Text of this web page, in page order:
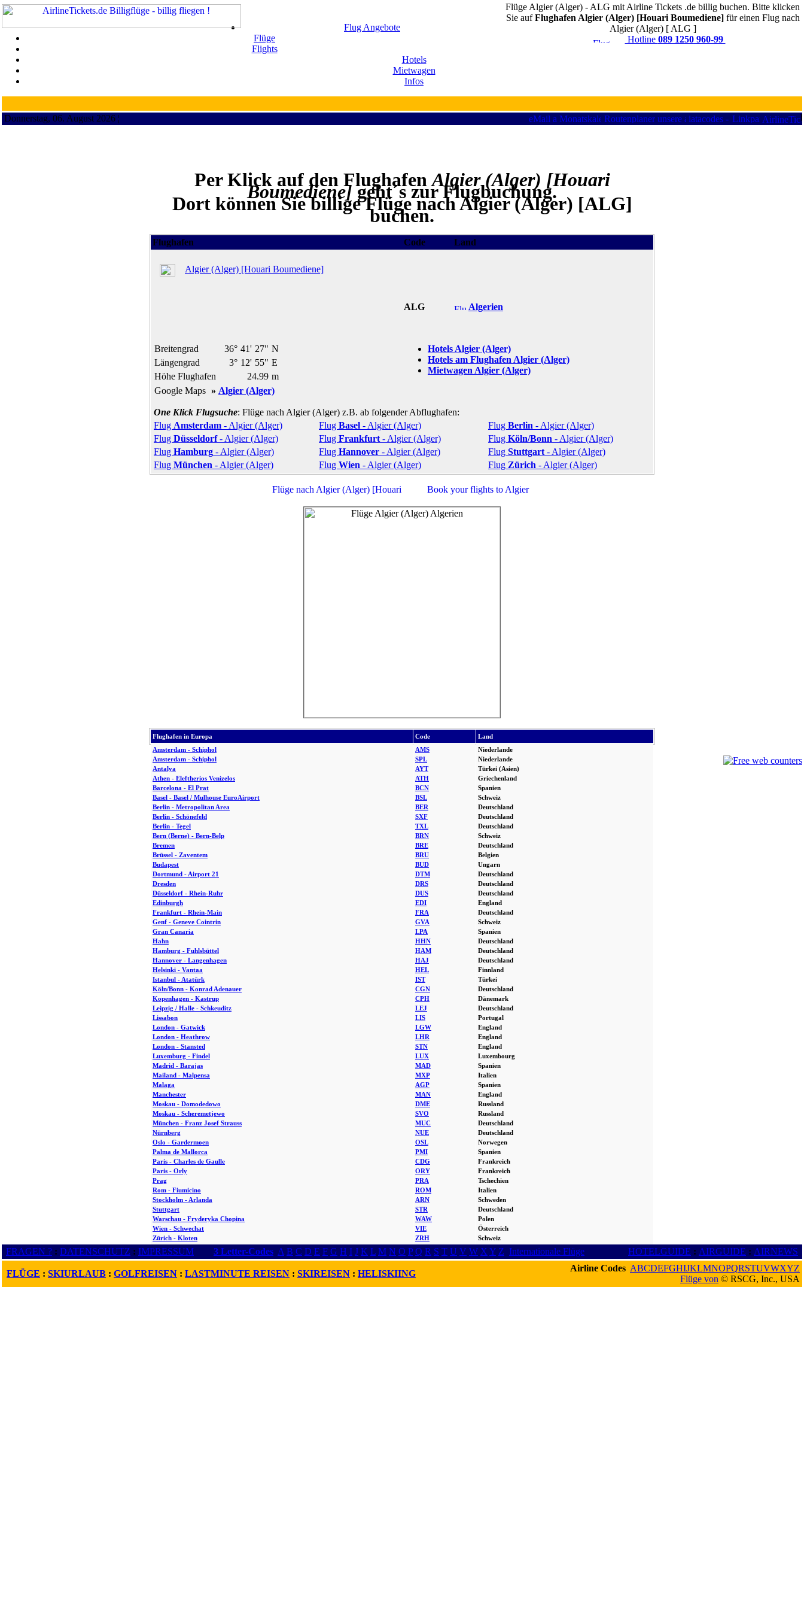
Flüge Algier (Alger) - ALG mit Airline Tickets .de billig buchen. Bitte klicken
Sie aufFlughafen Algier (Alger) [Houari Boumediene]für einen Flug nach
Algier (Alger) [ ALG ]
Hotline 089 1250 960-99
Flug Angebote
Flüge
Flights
Hotels
Mietwagen
Infos
Donnerstag, 06. August 2026 ¦
Per Klick auf den FlughafenAlgier (Alger) [Houari
Boumediene]geht´s zur Flugbuchung.
Dort können Sie billige Flüge nach Algier (Alger) [ALG]
buchen.
Flughafen Code Land
Algier (Alger) [Houari Boumediene]
ALG Algerien
Breitengrad 36° 41' 27" N
Längengrad
3° 12' 55" E
Höhe Flughafen
24.99 m
Google Maps » Algier (Alger)
Hotels Algier (Alger)
Hotels am Flughafen Algier (Alger)
Mietwagen Algier (Alger)
One Klick Flugsuche: Flüge nach Algier (Alger) z.B. ab folgender Abflughafen:
Flug Amsterdam - Algier (Alger) Flug Basel - Algier (Alger) Flug Berlin - Algier (Alger)
Flug Düsseldorf- Algier (Alger) Flug Frankfurt - Algier (Alger) Flug Köln/Bonn - Algier (Alger)
Flug Hamburg - Algier (Alger) Flug Hannover - Algier (Alger) Flug Stuttgart - Algier (Alger)
Flug München - Algier (Alger) Flug Wien - Algier (Alger) Flug Zürich - Algier (Alger)
Flughafen in Europa Code
Land
Amsterdam - Schiphol
Amsterdam - Schiphol
Antalya
Athen - Eleftherios Venizelos
Barcelona - El Prat
Basel - Basel / Mulhouse EuroAirport
Berlin - Metropolitan Area
Berlin - Schönefeld
Berlin - Tegel
Bern (Berne) - Bern-Belp
Bremen
Brüssel - Zaventem
Budapest
Dortmund - Airport 21
Dresden
Düsseldorf - Rhein-Ruhr
Edinburgh
Frankfurt - Rhein-Main
Genf - Geneve Cointrin
Gran Canaria
Hahn
Hamburg - Fuhlsbüttel
Hannover - Langenhagen
Helsinki - Vantaa
Istanbul - Atatürk
Köln/Bonn - Konrad Adenauer
Kopenhagen - Kastrup
Leipzig / Halle - Schkeuditz
Lissabon
London - Gatwick
London - Heathrow
London - Stansted
Luxemburg - Findel
Madrid - Barajas
Mailand - Malpensa
Malaga
Manchester
Moskau - Domodedowo
Moskau - Scheremetjewo
München - Franz Josef Strauss
Nürnberg
Oslo - Gardermoen
Palma de Mallorca
Paris - Charles de Gaulle
Paris - Orly
Prag
Rom - Fiumicino
Stockholm - Arlanda
Stuttgart
Warschau - Fryderyka Chopina
Wien - Schwechat
Zürich - Kloten
AMS
SPL
AYT
ATH
BCN
BSL
BER
SXF
TXL
BRN
BRE
BRU
BUD
DTM
DRS
DUS
EDI
FRA
GVA
LPA
HHN
HAM
HAJ
HEL
IST
CGN
CPH
LEJ
LIS
LGW
LHR
STN
LUX
MAD
MXP
AGP
MAN
DME
SVO
MUC
NUE
OSL
PMI
CDG
ORY
PRA
ROM
ARN
STR
WAW
VIE
ZRH
Niederlande
Niederlande
Türkei (Asien)
Griechenland
Spanien
Schweiz
Deutschland
Deutschland
Deutschland
Schweiz
Deutschland
Belgien
Ungarn
Deutschland
Deutschland
Deutschland
England
Deutschland
Schweiz
Spanien
Deutschland
Deutschland
Deutschland
Finnland
Türkei
Deutschland
Dänemark
Deutschland
Portugal
England
England
England
Luxembourg
Spanien
Italien
Spanien
England
Russland
Russland
Deutschland
Deutschland
Norwegen
Spanien
Frankreich
Frankreich
Tschechien
Italien
Schweden
Deutschland
Polen
Österreich
Schweiz
FRAGEN ? : DATENSCHUTZ : IMPRESSUM 3 Letter-Codes A B C D E F G H I J K L M N O P Q R S T U V W X Y Z Internationale Flüge HOTELGUIDE : AIRGUIDE : AIRNEWS
FLÜGE : SKIURLAUB : GOLFREISEN : LASTMINUTE REISEN : SKIREISEN : HELISKIING
Airline Codes ABCDEFGHIJKLMNOPQRSTUVWXYZ
Flüge von © RSCG, Inc., USA